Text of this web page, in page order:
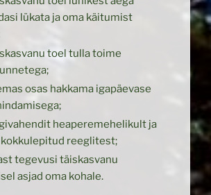
lükata ja oma käitumist
toel tulla toime
osas hakkama igapäevase
heaperemehelikult ja
kokkulepitud reeglitest;
tegevusi täiskasvanu
asjad oma kohale.